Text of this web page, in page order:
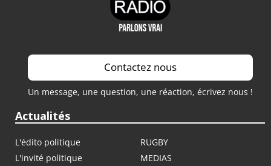
Contactez nous
Un message, une question, une réaction, écrivez nous !
Actualités
L'édito politique
RUGBY
L'invité politique
MEDIAS